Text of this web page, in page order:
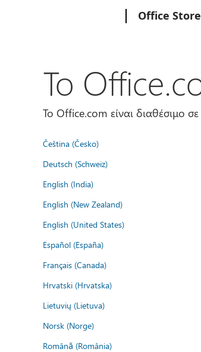
Office Store
Το
Το Office.com είναι διαθέσιμο
Čeština (Česko)
Deutsch (Schweiz)
English (India)
English (New Zealand)
English (United States)
Español (España)
Français (Canada)
Hrvatski (Hrvatska)
Lietuvių (Lietuva)
Norsk (Norge)
Română (România)